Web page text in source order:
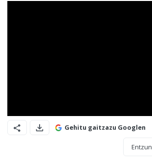
Gehitu gaitzazu Googlen
Entzun